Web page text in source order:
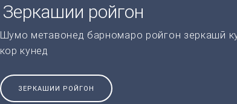
Зеркашии ройгон
Шумо метавонед барномаро ройгон зеркашӣ
кор кунед
ЗЕРКАШИИ РОЙГОН